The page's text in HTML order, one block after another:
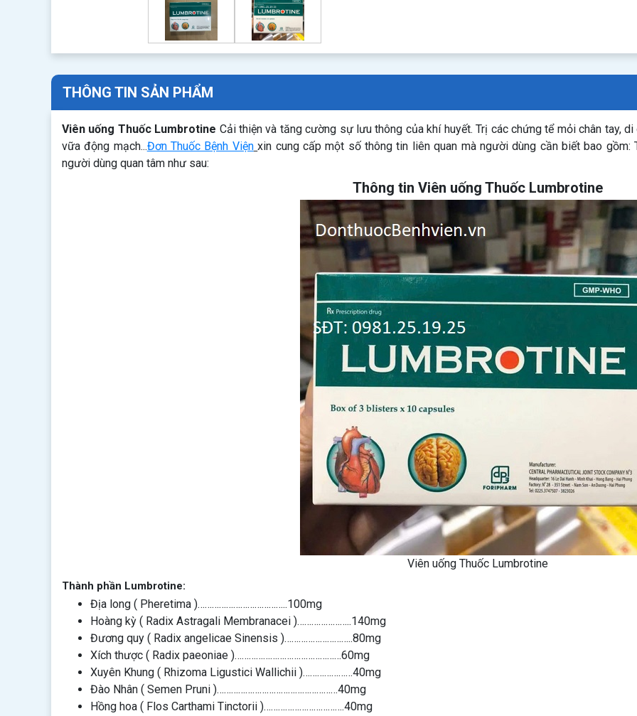
THÔNG TIN SẢN PHẨM
Viên uống Thuốc Lumbrotine Cải thiện và tăng cường sự lưu thông của khí huyết. Trị các chứng tể mỏi chân tay,
vữa động mạch...Đơn Thuốc Bệnh Viện xin cung cấp một số thông tin liên quan mà người dùng cần biết bao gồm:
người dùng quan tâm như sau:
Thông tin Viên uống Thuốc Lumbrotine
Viên uống Thuốc Lumbrotine
Thành phần Lumbrotine:
Địa long ( Pheretima )………………………………..100mg
Hoàng kỳ ( Radix Astragali Membranacei )…………………..140mg
Đương quy ( Radix angelicae Sinensis )………………………..80mg
Xích thược ( Radix paeoniae )………………………………………60mg
Xuyên Khung ( Rhizoma Ligustici Wallichii )…………………40mg
Đào Nhân ( Semen Pruni )……………………………………………40mg
Hồng hoa ( Flos Carthami Tinctorii )…………………………….40mg